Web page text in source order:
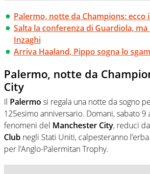
Palermo, notte da Champions: ecco
Salta la conferenza di Guardiola,
Inzaghi
Arriva Haaland, Pippo sogna lo
Palermo, notte da
City
Il Palermo si regala una notte da sogno
125esimo anniversario. Domani, sabato 9
fenomeni del Manchester City, reduci
Club negli Stati Uniti, calpesteranno
per l’Anglo-Palermitan Trophy.